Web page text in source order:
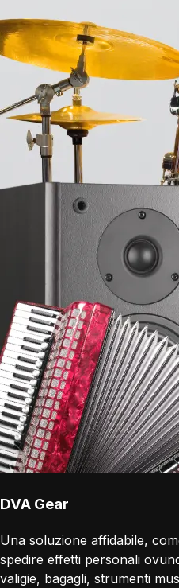
DVA Gear
Una soluzione affidabile,
spedire effetti personali
valigie, bagagli, strumenti